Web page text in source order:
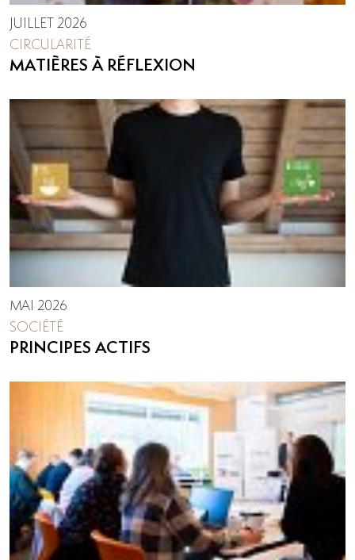
JUILLET 2026
CIRCULARITÉ
MATIÈRES À RÉFLEXION
MAI 2026
SOCIÉTÉ
PRINCIPES ACTIFS